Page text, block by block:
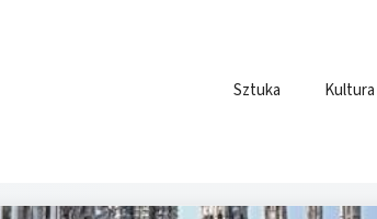
Sztuka Kultura